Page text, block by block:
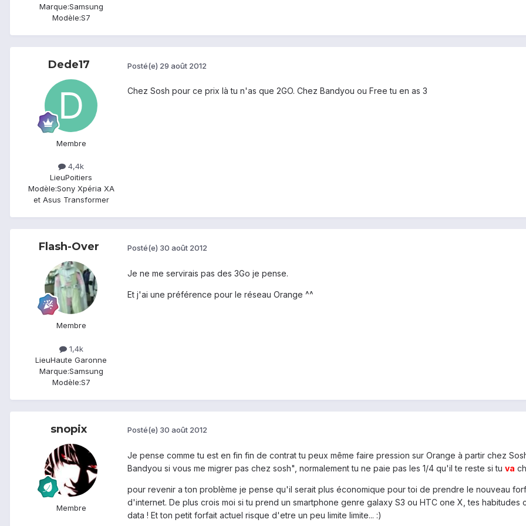
Marque:Samsung
Modèle:S7
Dede17
Membre
4,4k
LieuPoitiers
Modèle:Sony Xpéria XA
et Asus Transformer
Posté(e) 29 août 2012
Chez Sosh pour ce prix là tu n'as que 2GO. Chez Bandyou ou Free tu en as 3
Flash-Over
Membre
1,4k
LieuHaute Garonne
Marque:Samsung
Modèle:S7
Posté(e) 30 août 2012
Je ne me servirais pas des 3Go je pense.
Et j'ai une préférence pour le réseau Orange ^^
snopix
Membre
Posté(e) 30 août 2012
Je pense comme tu est en fin fin de contrat tu peux même faire pression sur Orange à partir chez
Bandyou si vous me migrer pas chez sosh", normalement tu ne paie pas les 1/4 qu'il te reste si tu va
pour revenir a ton problème je pense qu'il serait plus économique pour toi de prendre le nouveau
d'internet. De plus crois moi si tu prend un smartphone genre galaxy S3 ou HTC one X, tes
data ! Et ton petit forfait actuel risque d'etre un peu limite limite... :)